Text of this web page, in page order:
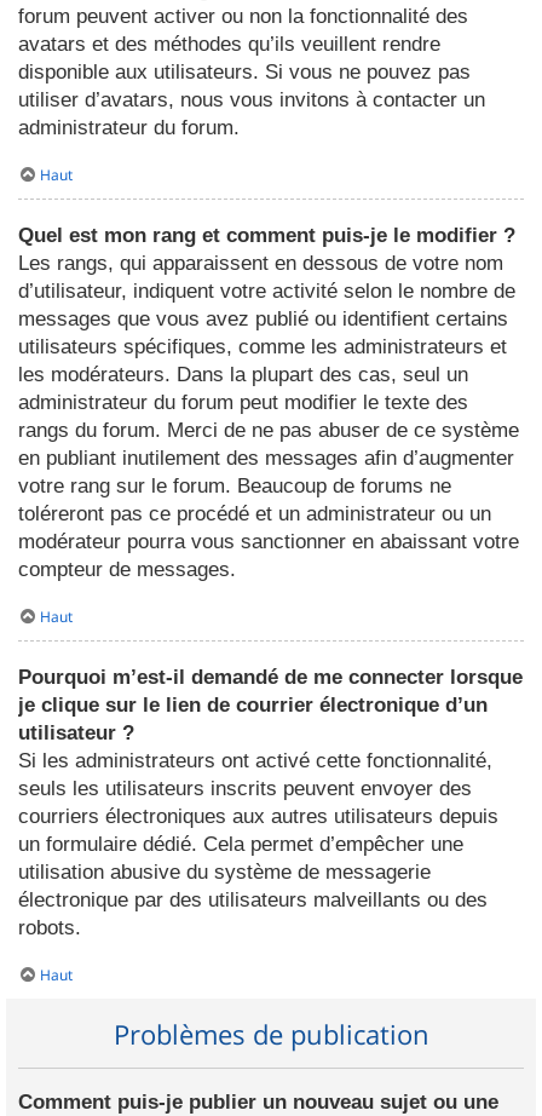
forum peuvent activer ou non la fonctionnalité des
avatars et des méthodes qu’ils veuillent rendre
disponible aux utilisateurs. Si vous ne pouvez pas
utiliser d’avatars, nous vous invitons à contacter un
administrateur du forum.
Haut
Quel est mon rang et comment puis-je le modifier ?
Les rangs, qui apparaissent en dessous de votre nom
d’utilisateur, indiquent votre activité selon le nombre de
messages que vous avez publié ou identifient certains
utilisateurs spécifiques, comme les administrateurs et
les modérateurs. Dans la plupart des cas, seul un
administrateur du forum peut modifier le texte des
rangs du forum. Merci de ne pas abuser de ce système
en publiant inutilement des messages afin d’augmenter
votre rang sur le forum. Beaucoup de forums ne
toléreront pas ce procédé et un administrateur ou un
modérateur pourra vous sanctionner en abaissant votre
compteur de messages.
Haut
Pourquoi m’est-il demandé de me connecter lorsque
je clique sur le lien de courrier électronique d’un
utilisateur ?
Si les administrateurs ont activé cette fonctionnalité,
seuls les utilisateurs inscrits peuvent envoyer des
courriers électroniques aux autres utilisateurs depuis
un formulaire dédié. Cela permet d’empêcher une
utilisation abusive du système de messagerie
électronique par des utilisateurs malveillants ou des
robots.
Haut
Problèmes de publication
Comment puis-je publier un nouveau sujet ou une